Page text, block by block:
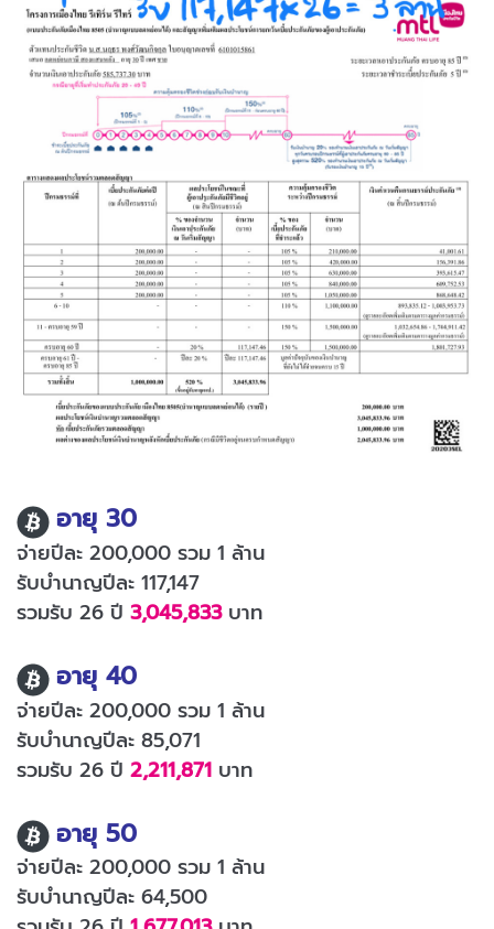
อายุ 30
จ่ายปีละ 200,000 รวม 1 ล้าน
รับบำนาญปีละ 117,147
รวมรับ 26 ปี 3,045,833 บาท
อายุ 40
จ่ายปีละ 200,000 รวม 1 ล้าน
รับบำนาญปีละ 85,071
รวมรับ 26 ปี 2,211,871 บาท
อายุ 50
จ่ายปีละ 200,000 รวม 1 ล้าน
รับบำนาญปีละ 64,500